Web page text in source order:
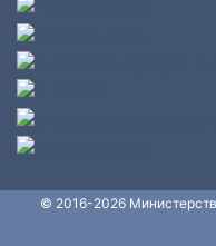
© 2016-2026